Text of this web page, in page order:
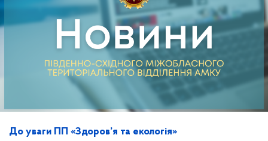
До уваги ПП «Здоров’я та екологія»